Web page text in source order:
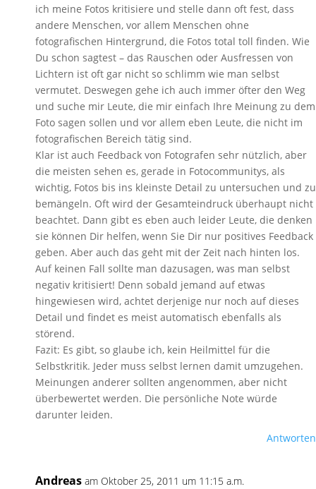
ich meine Fotos kritisiere und stelle dann oft fest, dass
andere Menschen, vor allem Menschen ohne
fotografischen Hintergrund, die Fotos total toll finden. Wie
Du schon sagtest – das Rauschen oder Ausfressen von
Lichtern ist oft gar nicht so schlimm wie man selbst
vermutet. Deswegen gehe ich auch immer öfter den Weg
und suche mir Leute, die mir einfach Ihre Meinung zu dem
Foto sagen sollen und vor allem eben Leute, die nicht im
fotografischen Bereich tätig sind.
Klar ist auch Feedback von Fotografen sehr nützlich, aber
die meisten sehen es, gerade in Fotocommunitys, als
wichtig, Fotos bis ins kleinste Detail zu untersuchen und zu
bemängeln. Oft wird der Gesamteindruck überhaupt nicht
beachtet. Dann gibt es eben auch leider Leute, die denken
sie können Dir helfen, wenn Sie Dir nur positives Feedback
geben. Aber auch das geht mit der Zeit nach hinten los.
Auf keinen Fall sollte man dazusagen, was man selbst
negativ kritisiert! Denn sobald jemand auf etwas
hingewiesen wird, achtet derjenige nur noch auf dieses
Detail und findet es meist automatisch ebenfalls als
störend.
Fazit: Es gibt, so glaube ich, kein Heilmittel für die
Selbstkritik. Jeder muss selbst lernen damit umzugehen.
Meinungen anderer sollten angenommen, aber nicht
überbewertet werden. Die persönliche Note würde
darunter leiden.
Antworten
Andreas am Oktober 25, 2011 um 11:15 a.m.